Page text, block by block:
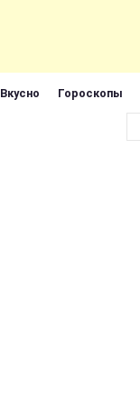
Вкусно Гороскопы